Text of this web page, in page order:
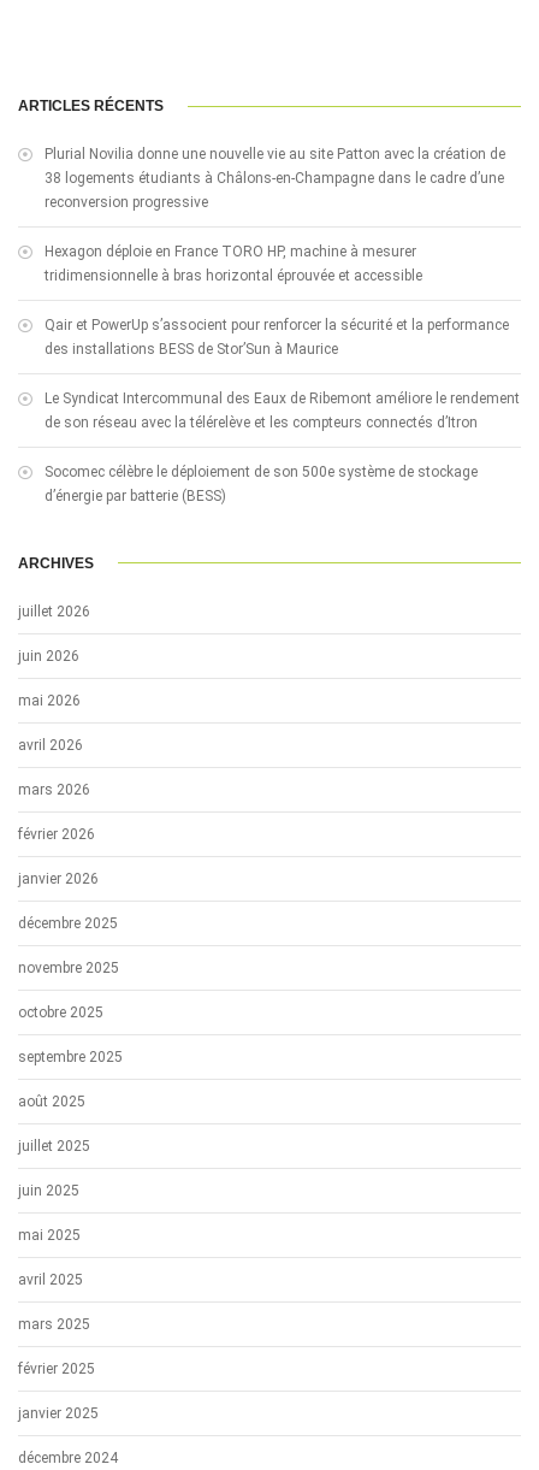
ARTICLES RÉCENTS
Plurial Novilia donne une nouvelle vie au site Patton avec la création de
38 logements étudiants à Châlons-en-Champagne dans le cadre d’une
reconversion progressive
Hexagon déploie en France TORO HP, machine à mesurer
tridimensionnelle à bras horizontal éprouvée et accessible
Qair et PowerUp s’associent pour renforcer la sécurité et la performance
des installations BESS de Stor’Sun à Maurice
Le Syndicat Intercommunal des Eaux de Ribemont améliore le rendement
de son réseau avec la télérelève et les compteurs connectés d’Itron
Socomec célèbre le déploiement de son 500e système de stockage
d’énergie par batterie (BESS)
ARCHIVES
juillet 2026
juin 2026
mai 2026
avril 2026
mars 2026
février 2026
janvier 2026
décembre 2025
novembre 2025
octobre 2025
septembre 2025
août 2025
juillet 2025
juin 2025
mai 2025
avril 2025
mars 2025
février 2025
janvier 2025
décembre 2024